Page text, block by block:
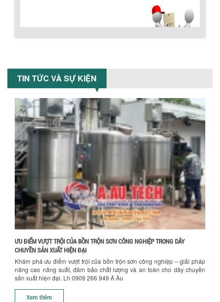
Chính sách bảo hành
Chính sách giao hàng
TIN TỨC VÀ SỰ KIỆN
ƯU ĐIỂM VƯỢT TRỘI CỦA BỒN TRỘN SƠN CÔNG NGHIỆP TRONG DÂY
CHUYỀN SẢN XUẤT HIỆN ĐẠI
Khám phá ưu điểm vượt trội của bồn trộn sơn công nghiệp – giải pháp
nâng cao năng suất, đảm bảo chất lượng và an toàn cho dây chuyền
sản xuất hiện đại. Lh 0909 266 949 Á Âu
Xem thêm
SƠN CÔNG NGHIỆP HIỆN ĐẠI
Khám phá cách máy trộn sơn công
nghiệp giúp doanh nghiệp tiết kiệm
CHỌN MÁY KHUẤY TRỘN HÓA CHẤT CHO
Khám phá những tiêu chí quan trọng
giúp doanh nghiệp lựa chọn máy khuấy
trộn hóa chất phù hợp. Từ máy khuấy
hóa...
NHỮNG YẾU TỐ QUYẾT ĐỊNH KHI CHỌN
BỒN KHUẤY SƠN: VẬT LIỆU, DUNG TÍCH VÀ
CÔNG SUẤT KHUẤY
Khám phá các yếu tố quan trọng khi
chọn bồn khuấy sơn: Vật liệu, dung tích
và công suất khuấy. Giải pháp tối...
BỒN KHUẤY TRỘN CHẤT LỎNG CHO
NGÀNH HÓA CHẤT: NHỮNG YẾU TỐ QUYẾT
ĐỊNH CHẤT LƯỢNG SẢN PHẨM CUỐI
CÙNG
Khám phá những yếu tố quan trọng
quyết định chất lượng sản phẩm khi sử
dụng bồn khuấy trộn chất lỏng trong...
TỐI ƯU CHI PHÍ ĐẦU TƯ NHỜ LỰA CHỌN
ĐÚNG DỤNG CỤ KHUẤY SƠN CHO DÂY
CHUYỀN SẢN XUẤT